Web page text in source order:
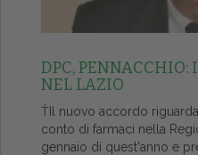
DPC, PENNACCHIO:
NEL LAZIO
ŤIl nuovo accordo
conto di farmaci nella
gennaio di quest'anno e